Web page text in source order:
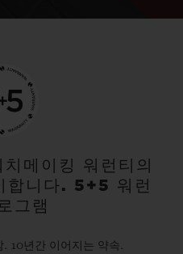
메이킹 워런티의
합니다. 5+5 워런
그램
. 10년간 이어지는 약속.